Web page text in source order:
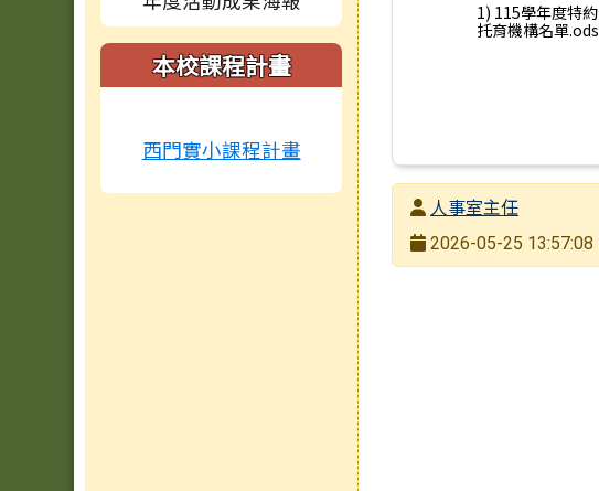
本校課程計畫
西門實小課程計畫
1) 115學年度特約
托育機構名單.ods
發布者人事室主任
發布日期
2026-05-25 13:57:08